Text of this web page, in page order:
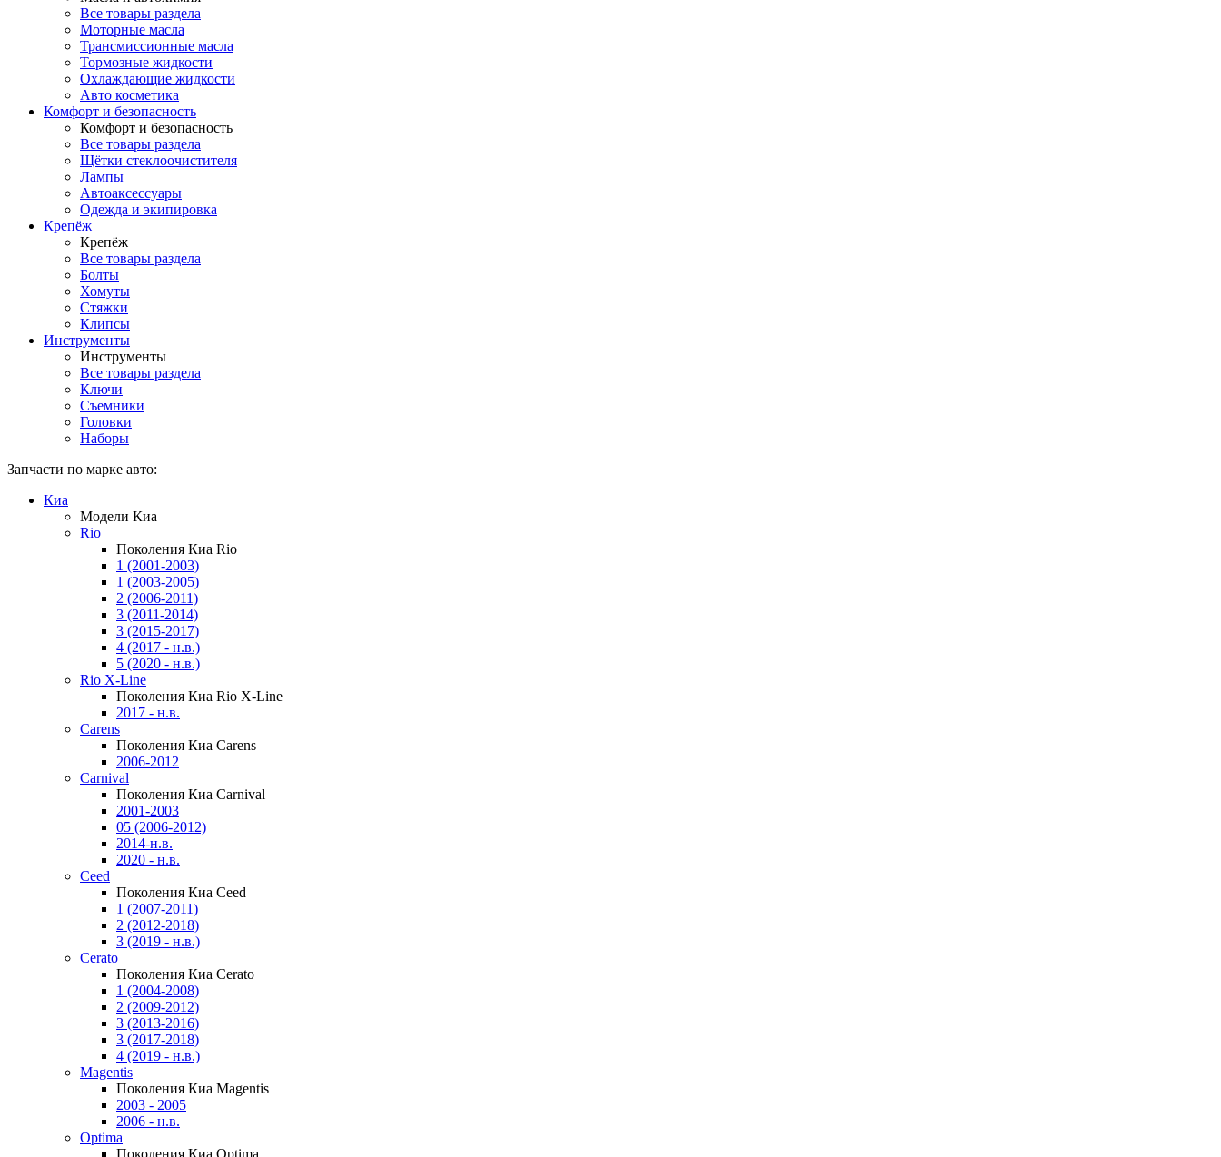
Все товары раздела
Моторные масла
Трансмиссионные масла
Тормозные жидкости
Охлаждающие жидкости
Авто косметика
Комфорт и безопасность
Комфорт и безопасность
Все товары раздела
Щётки стеклоочистителя
Лампы
Автоаксессуары
Одежда и экипировка
Крепёж
Крепёж
Все товары раздела
Болты
Хомуты
Стяжки
Клипсы
Инструменты
Инструменты
Все товары раздела
Ключи
Съемники
Головки
Наборы
Запчасти по марке авто:
Киа
Модели Киа
Rio
Поколения Киа Rio
1 (2001-2003)
1 (2003-2005)
2 (2006-2011)
3 (2011-2014)
3 (2015-2017)
4 (2017 - н.в.)
5 (2020 - н.в.)
Rio X-Line
Поколения Киа Rio X-Line
2017 - н.в.
Carens
Поколения Киа Carens
2006-2012
Carnival
Поколения Киа Carnival
2001-2003
05 (2006-2012)
2014-н.в.
2020 - н.в.
Ceed
Поколения Киа Ceed
1 (2007-2011)
2 (2012-2018)
3 (2019 - н.в.)
Cerato
Поколения Киа Cerato
1 (2004-2008)
2 (2009-2012)
3 (2013-2016)
3 (2017-2018)
4 (2019 - н.в.)
Magentis
Поколения Киа Magentis
2003 - 2005
2006 - н.в.
Optima
Поколения Киа Optima